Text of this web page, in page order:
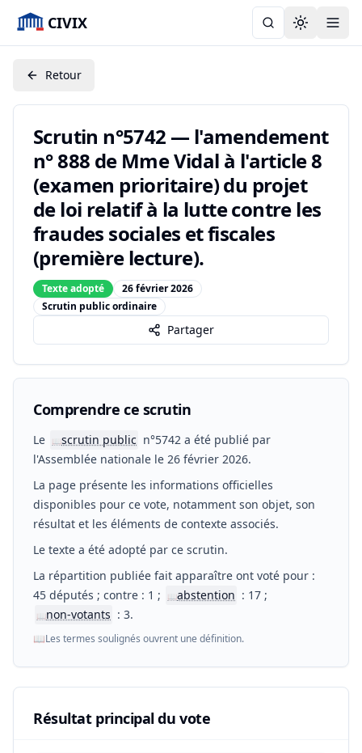
CIVIX Toggle
Retour
Scrutin n°5742 — l'amendement
n° 888 de Mme Vidal à l'article 8
(examen prioritaire) du projet
de loi relatif à la lutte contre les
fraudes sociales et fiscales
(première lecture).
Texte adopté
26 février 2026
Scrutin public ordinaire
Partager
Comprendre ce scrutin
Le 📖scrutin public n°5742 a été publié par
l'Assemblée nationale le 26 février 2026.
La page présente les informations officielles
disponibles pour ce vote, notamment son objet, son
résultat et les éléments de contexte associés.
Le texte a été adopté par ce scrutin.
La répartition publiée fait apparaître ont voté pour :
45 députés ; contre : 1 ;
📖abstention : 17 ;
📖non-votants : 3.
📖Les termes soulignés ouvrent une définition.
Résultat principal du vote